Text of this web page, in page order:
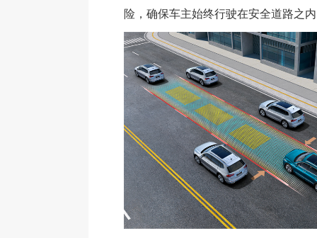
险，确保车主始终行驶在安全道路之